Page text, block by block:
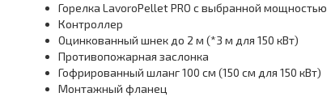
Горелка LavoroPellet PRO с выбранной мощностью
Контроллер
Оцинкованный шнек до 2 м (*3 м для 150 кВт)
Противопожарная заслонка
Гофрированный шланг 100 см (150 см для 150 кВт)
Монтажный фланец